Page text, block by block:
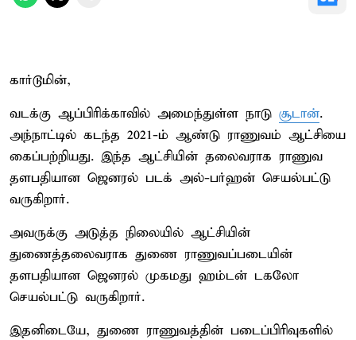
கார்டூமின்,
வடக்கு ஆப்பிரிக்காவில் அமைந்துள்ள நாடு சூடான்.
அந்நாட்டில் கடந்த 2021-ம் ஆண்டு ராணுவம் ஆட்சியை
கைப்பற்றியது. இந்த ஆட்சியின் தலைவராக ராணுவ
தளபதியான ஜெனரல் படக் அல்-பர்ஹன் செயல்பட்டு
வருகிறார்.
அவருக்கு அடுத்த நிலையில் ஆட்சியின்
துணைத்தலைவராக துணை ராணுவப்படையின்
தளபதியான ஜெனரல் முகமது ஹம்டன் டகலோ
செயல்பட்டு வருகிறார்.
இதனிடையே, துணை ராணுவத்தின் படைப்பிரிவுகளில்